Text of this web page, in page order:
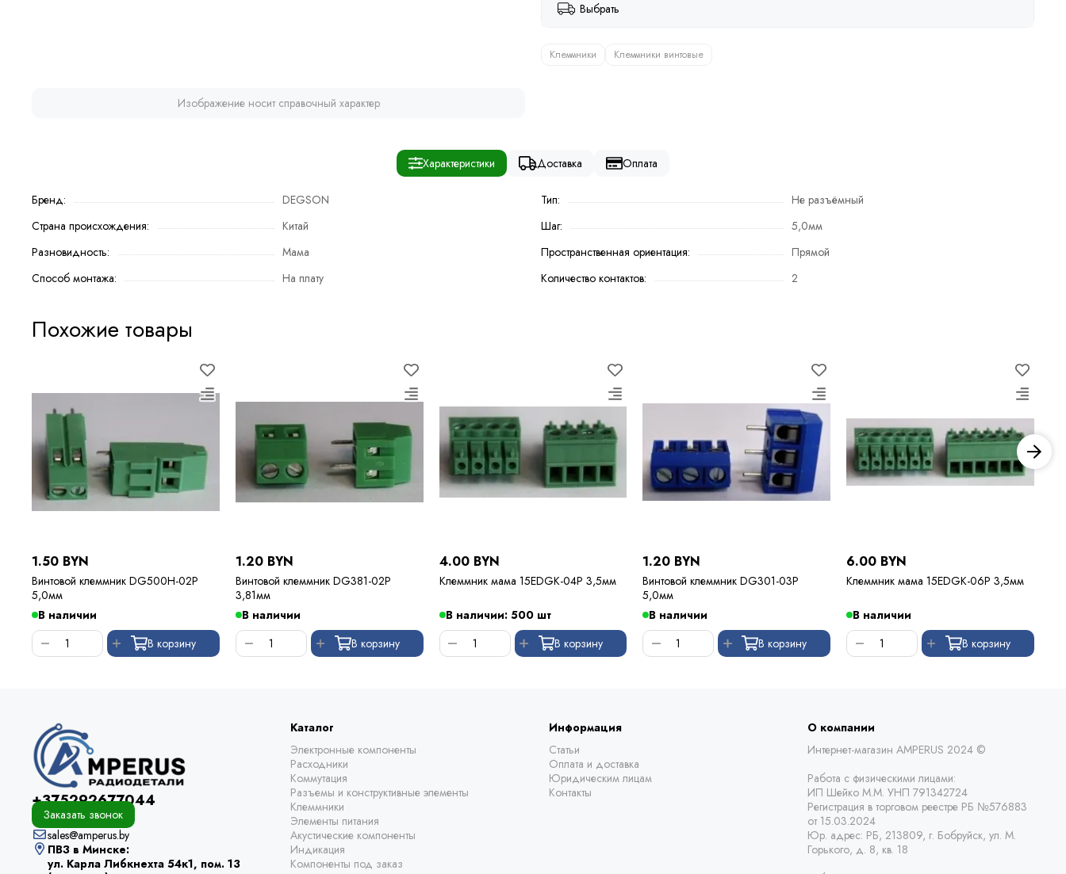
Изображение носит справочный характер
Выбрать
Клеммники Клеммники винтовые
Характеристики Доставка Оплата
Бренд:
DEGSON
Страна происхождения:
Китай
Разновидность:
Мама
Способ монтажа:
На плату
Тип:
Не разъёмный
Шаг:
5,0мм
Пространственная ориентация:
Прямой
Количество контактов:
2
Похожие товары
1.50 BYN
Винтовой клеммник DG500H-02P
5,0мм
В наличии
В корзину
1.20 BYN
Винтовой клеммник DG381-02P
3,81мм
В наличии
В корзину
4.00 BYN
Клеммник мама 15EDGK-04P 3,5мм
В наличии: 500 шт
В корзину
1.20 BYN
Винтовой клеммник DG301-03P
5,0мм
В наличии
В корзину
6.00 BYN
Клеммник мама 15EDGK-06P 3,5мм
В наличии
В корзину
+375292677044
Заказать звонок
sales@amperus.by
ПВЗ в Минске:
ул. Карла Либкнехта 54к1, пом. 13
Каталог
Электронные компоненты
Расходники
Коммутация
Разъемы и конструктивные элементы
Клеммники
Элементы питания
Акустические компоненты
Индикация
Компоненты под заказ
Информация
Статьи
Оплата и доставка
Юридическим лицам
Контакты
О компании
Интернет-магазин AMPERUS 2024 ©
Работа с физическими лицами:
ИП Шейко М.М. УНП 791342724
Регистрация в торговом реестре РБ №576883
от 15.03.2024
Юр. адрес: РБ, 213809, г. Бобруйск, ул. М.
Горького, д. 8, кв. 18